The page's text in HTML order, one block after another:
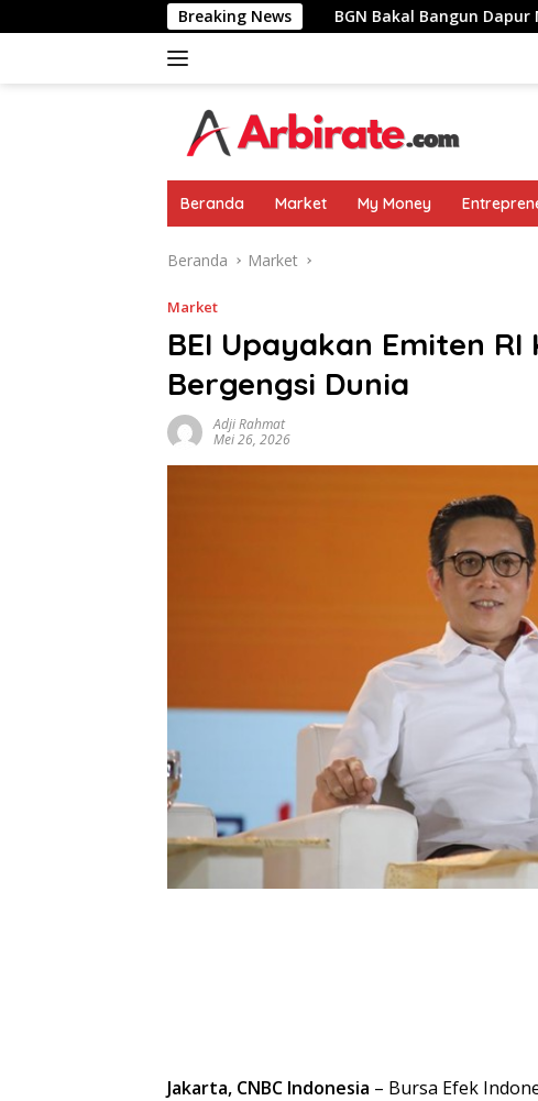
ke
Breaking News
BGN Bakal Bangun Dapur MBG Di Area
Beranda Market My Money
Beranda Market
Market
BEI Upayakan Emiten
Bergengsi Dunia
Adji Rahmat
Mei 26, 2026
Jakarta, CNBC Indonesia – Bursa Efek